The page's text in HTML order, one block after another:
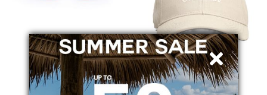
OS SUNGLASSES
VIENNA
MC2 SAINT BARTH
CAPPELLO DA BASEBALL